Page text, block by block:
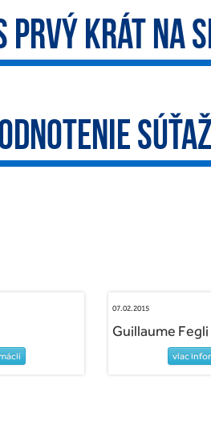
PRVÝ KRÁT NA
07.02.2015
Guillaume Fegli
viac